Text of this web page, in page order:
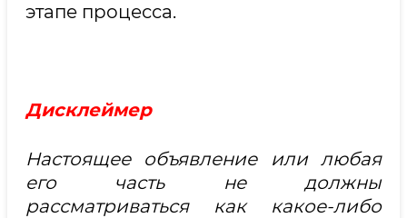
этапе процесса.
Дисклеймер
Настоящее объявление или любая
его часть не должны
рассматриваться как какое-либо